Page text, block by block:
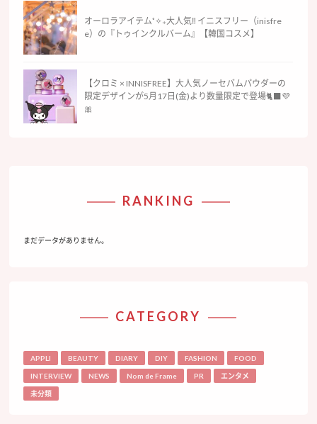
オーロラアイテム˚✧₊大人気‼︎ イニスフリー（inisfre
e）の『トゥインクルバーム』【韓国コスメ】
【クロミ × INNISFREE】大人気ノーセバムパウダーの
限定デザインが5月17日(金)より数量限定で登場🐈‍⬛💜
🎀
RANKING
まだデータがありません。
CATEGORY
APPLI BEAUTY DIARY DIY FASHION FOOD
INTERVIEW NEWS Nom de Frame PR エンタメ
未分類